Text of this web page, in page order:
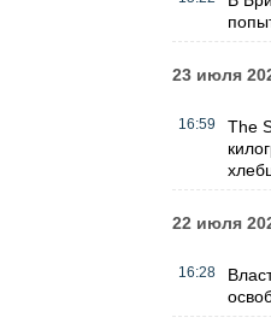
23 июля
16:59
The
22 июля
16:28